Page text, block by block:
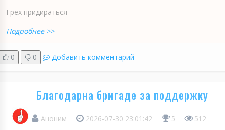
Грех придираться
Подробнее >>
0 0 Добавить комментарий
Благодарна бригаде за поддержку
Аноним 2026-07-30 23:01:42 5 512